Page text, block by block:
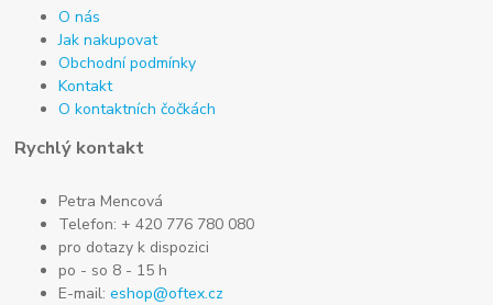
O nás
Jak nakupovat
Obchodní podmínky
Kontakt
O kontaktních čočkách
Rychlý kontakt
Petra Mencová
Telefon: + 420 776 780 080
pro dotazy k dispozici
po - so 8 - 15 h
E-mail:eshop@oftex.cz